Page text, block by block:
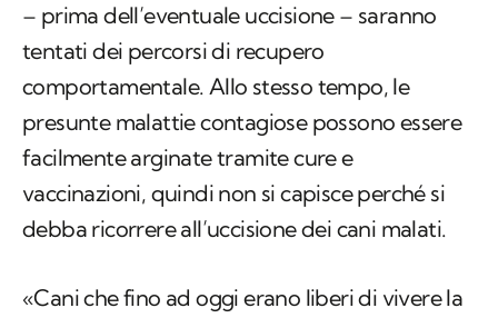
– prima dell’eventuale uccisione – saranno
tentati dei percorsi di recupero
comportamentale. Allo stesso tempo, le
presunte malattie contagiose possono essere
facilmente arginate tramite cure e
vaccinazioni, quindi non si capisce perché si
debba ricorrere all’uccisione dei cani malati.
«Cani che fino ad oggi erano liberi di vivere la